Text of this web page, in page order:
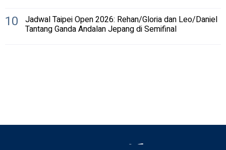
10 Jadwal Taipei Open 2026: Rehan/Gloria dan Leo/Daniel
Tantang Ganda Andalan Jepang di Semifinal